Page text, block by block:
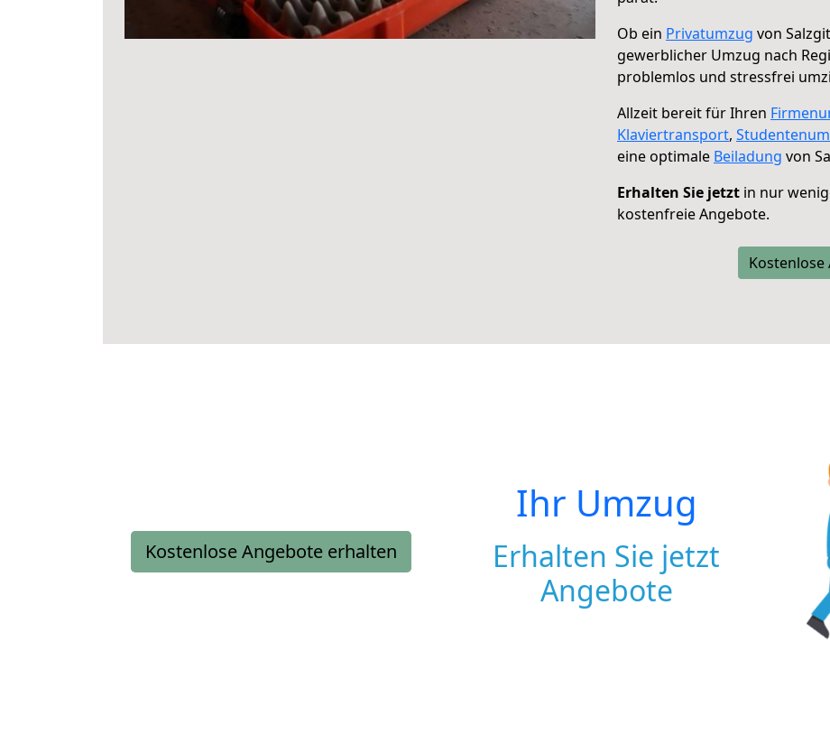
Ob ein Privatumzug von
gewerblicher Umzug nach
problemlos und stressfrei
Allzeit bereit für Ihren
Klaviertransport,
eine optimale Beiladung von
Erhalten Sie jetzt in nur
kostenfreie Angebote.
Kostenlose Angebote erhalten
Ihr Umzug
Erhalten Sie jetzt
Angebote